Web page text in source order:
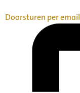
Doorsturen per email